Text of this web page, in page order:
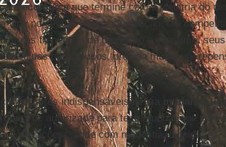
e ecológicaque termine com a idolatria do
vida no centro. Nossa civilização, tão
taxas frenéticas de produção e consumo,
para poucos, precisa mudar, se
indispensáveis dessa mudança
voz autorizada para testemunhar que isso
e privações ... que com modéstia, dignidade,